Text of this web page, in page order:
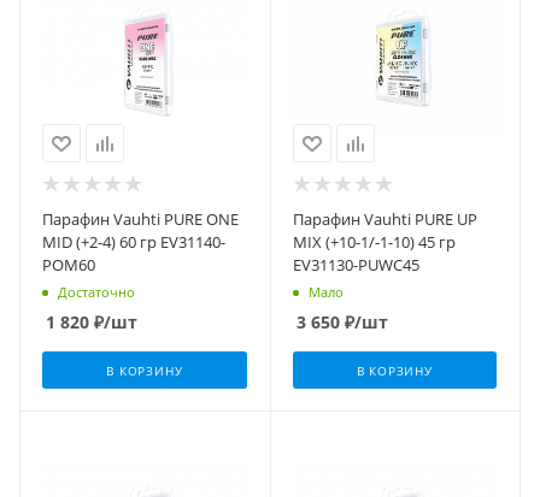
Парафин Vauhti PURE ONE
MID (+2-4) 60 гр EV31140-
POM60
Достаточно
1 820 ₽/шт
В КОРЗИНУ
Парафин Vauhti PURE UP
MIX (+10-1/-1-10) 45 гр
EV31130-PUWC45
Мало
3 650₽/шт
В КОРЗИНУ